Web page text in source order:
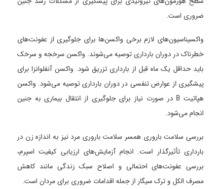
ضروری است.
واکسیناسیون‌های لازم برخی واکسن‌ها برای جلوگیری از عفونت‌های
خطرناک در دوران بارداری توصیه می‌شوند. واکسن سرخجه و سرخک
باید حداقل یک ماه قبل از بارداری تزریق شود. واکسن آنفلوانزا برای
پیشگیری از عوارض تنفسی در دوران بارداری توصیه می‌شود. واکسن
هپاتیت B در صورت نیاز برای جلوگیری از انتقال بیماری به جنین
انجام می‌شود.
بررسی سلامت باروری همسر سلامت باروری مرد نیز به اندازه زن در
بارداری تأثیرگذار است. انجام آزمایش‌های ارزیابی کیفیت اسپرم،
بررسی عفونت‌های احتمالی و اصلاح سبک زندگی مانند کاهش
مصرف الکل و ترک سیگار از جمله اقدامات ضروری برای مردان است.